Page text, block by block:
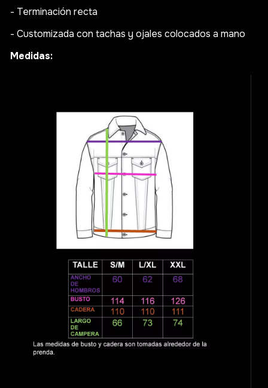
- Terminación recta
- Customizada con tachas y ojales colocados a mano
Medidas: